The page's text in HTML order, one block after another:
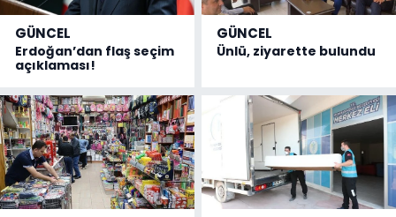
GÜNCEL
Erdoğan’dan flaş seçim
açıklaması!
GÜNCEL
Ünlü, ziyarette bulundu